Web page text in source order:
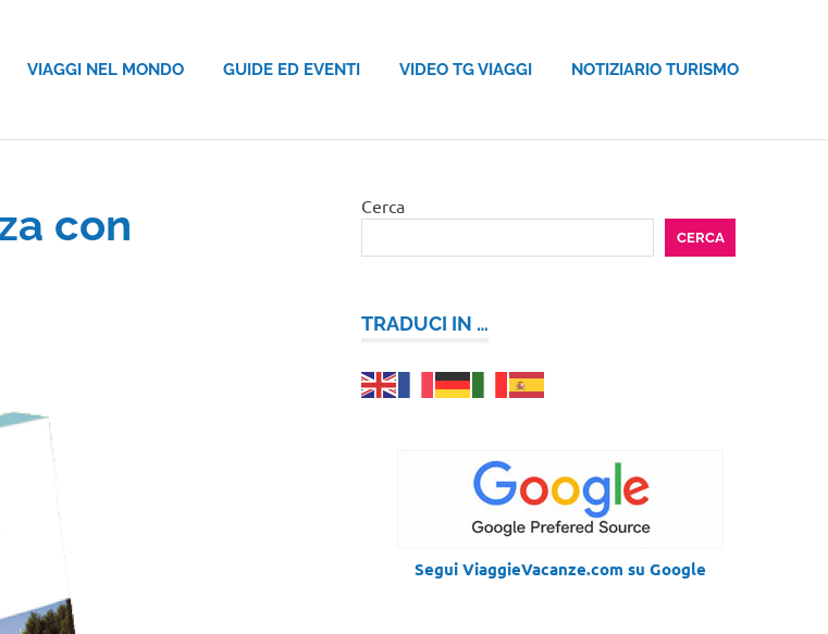
VIAGGI NEL MONDO GUIDE ED EVENTI VIDEO TG VIAGGI NOTIZIARIO TURISMO
con
Cerca
CERCA
TRADUCI IN …
Segui ViaggieVacanze.com su Google